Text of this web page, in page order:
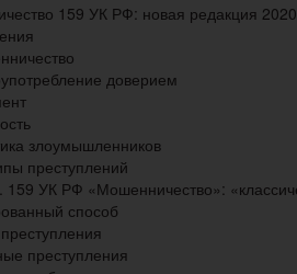
159 УК РФ: новая редакция
доверием
злоумышленников
преступлений
159 УК РФ «Мошенничество»:
способ
преступления